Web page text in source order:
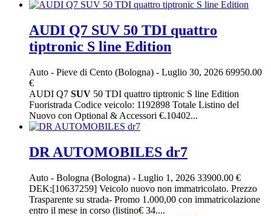
AUDI Q7 SUV 50 TDI quattro
tiptronic S line Edition
Auto - Pieve di Cento (Bologna) - Luglio 30, 2026 69950.00
€
AUDI Q7 SUV 50 TDI quattro tiptronic S line Edition
Fuoristrada Codice veicolo: 1192898 Totale Listino del
Nuovo con Optional & Accessori €.10402...
DR AUTOMOBILES dr7
Auto - Bologna (Bologna) - Luglio 1, 2026 33900.00 €
DEK:[10637259] Veicolo nuovo non immatricolato. Prezzo
Trasparente su strada- Promo 1.000,00 con immatricolazione
entro il mese in corso (listino€ 34....